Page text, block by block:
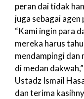
peran dai tidak
juga sebagai
“Kami ingin para
mereka harus
mendampingi dan
di medan
Ustadz Ismail
dan terima